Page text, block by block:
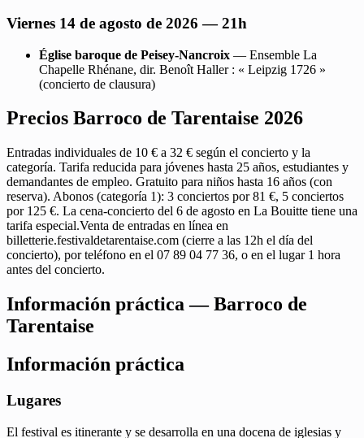
Viernes 14 de agosto de 2026 — 21h
Église baroque de Peisey-Nancroix — Ensemble La
Chapelle Rhénane, dir. Benoît Haller : « Leipzig 1726 »
(concierto de clausura)
Precios Barroco de Tarentaise 2026
Entradas individuales de 10 € a 32 € según el concierto y la
categoría. Tarifa reducida para jóvenes hasta 25 años, estudiantes y
demandantes de empleo. Gratuito para niños hasta 16 años (con
reserva). Abonos (categoría 1): 3 conciertos por 81 €, 5 conciertos
por 125 €. La cena-concierto del 6 de agosto en La Bouitte tiene una
tarifa especial.Venta de entradas en línea en
billetterie.festivaldetarentaise.com (cierre a las 12h el día del
concierto), por teléfono en el 07 89 04 77 36, o en el lugar 1 hora
antes del concierto.
Información práctica — Barroco de
Tarentaise
Información práctica
Lugares
El festival es itinerante y se desarrolla en una docena de iglesias y